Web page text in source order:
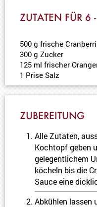
ZUTATEN FÜR 6
500 g frische
300 g Zucker
125 ml frischer
1 Prise Salz
ZUBEREITUNG
Alle Zutaten,
Kochtopf geben
gelegentlichem
köcheln bis die
Sauce eine
Abkühlen lassen